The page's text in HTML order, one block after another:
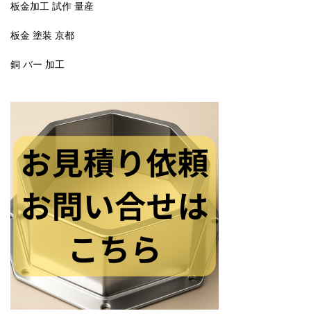
板金加工 試作 量産
板金 塗装 京都
銅 バー 加工